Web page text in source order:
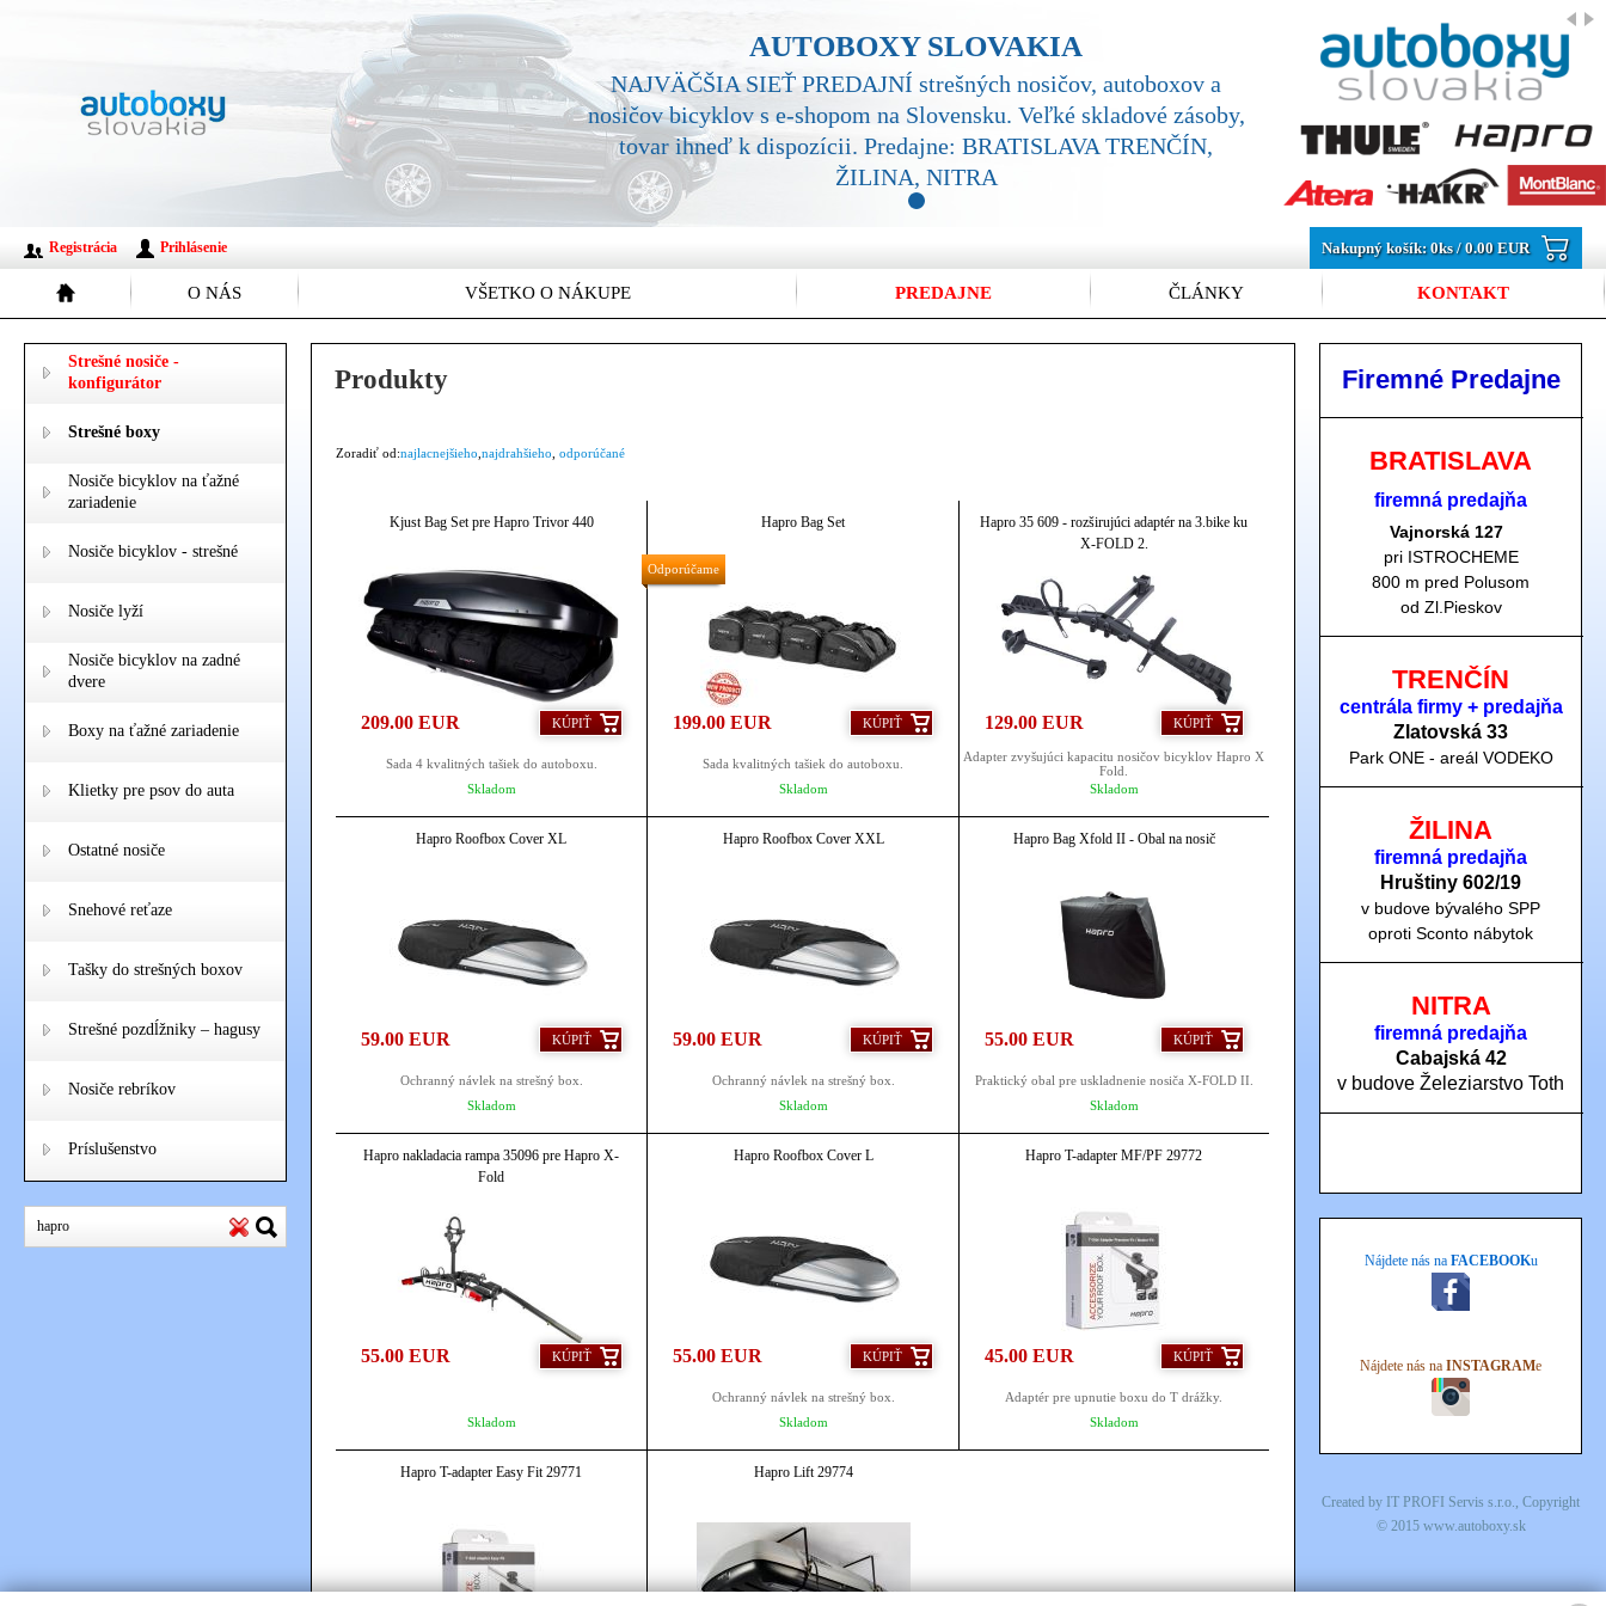
AUTOBOXY SLOVAKIA
NAJVÄČŠIA SIEŤ PREDAJNÍ strešných nosičov, autoboxov a
nosičov bicyklov s e-shopom na Slovensku. Veľké skladové zásoby,
tovar ihneď k dispozícii. Predajne: BRATISLAVA TRENČÍN,
ŽILINA, NITRA
Nakupný košík:0ks /0.00 EUR
O NÁS VŠETKO O NÁKUPE PREDAJNE ČLÁNKY KONTAKT
Registrácia Prihlásenie
Produkty
Strešné nosiče -
konfigurátor
Strešné boxy
Nosiče bicyklov na ťažné
zariadenie
Nosiče bicyklov - strešné
Nosiče lyží
Nosiče bicyklov na zadné
dvere
Boxy na ťažné zariadenie
Klietky pre psov do auta
Ostatné nosiče
Snehové reťaze
Tašky do strešných boxov
Strešné pozdĺžniky – hagusy
Nosiče rebríkov
Príslušenstvo
Zoradiť od:najlacnejšieho najdrahšieho odporúčané
Kjust Bag Set pre Hapro Trivor 440
209.00 EUR KÚPIŤ
Sada 4 kvalitných tašiek do autoboxu.
Skladom
Odporúčame
Hapro Bag Set
199.00 EUR KÚPIŤ
Sada kvalitných tašiek do autoboxu.
Skladom
Hapro 35 609 - rozširujúci adaptér na 3.bike ku
X-FOLD 2.
129.00 EUR KÚPIŤ
Adapter zvyšujúci kapacitu nosičov bicyklov Hapro X
Fold.
Skladom
Hapro Roofbox Cover XL
59.00 EUR KÚPIŤ
Ochranný návlek na strešný box.
Skladom
Hapro Roofbox Cover XXL
59.00 EUR KÚPIŤ
Ochranný návlek na strešný box.
Skladom
Hapro Bag Xfold II - Obal na nosič
55.00 EUR KÚPIŤ
Praktický obal pre uskladnenie nosiča X-FOLD II.
Skladom
Hapro nakladacia rampa 35096 pre Hapro X-
Fold
55.00 EUR KÚPIŤ
Skladom
Hapro Roofbox Cover L
55.00 EUR KÚPIŤ
Ochranný návlek na strešný box.
Skladom
Hapro T-adapter MF/PF 29772
45.00 EUR KÚPIŤ
Adaptér pre upnutie boxu do T drážky.
Skladom
Hapro T-adapter Easy Fit 29771 Hapro Lift 29774
Firemné Predajne
BRATISLAVA
firemná predajňa
Vajnorská 127
pri ISTROCHEME
800 m pred Polusom
od Zl.Pieskov
TRENČÍN
centrála firmy + predajňa
Zlatovská 33
Park ONE - areál VODEKO
ŽILINA
firemná predajňa
Hruštiny 602/19
v budove bývalého SPP
oproti Sconto nábytok
NITRA
firemná predajňa
Cabajská 42
v budove Železiarstvo Toth
Nájdete nás na FACEBOOKu
Nájdete nás na INSTAGRAMe
Created by IT PROFI Servis s.r.o., Copyright
© 2015 www.autoboxy.sk